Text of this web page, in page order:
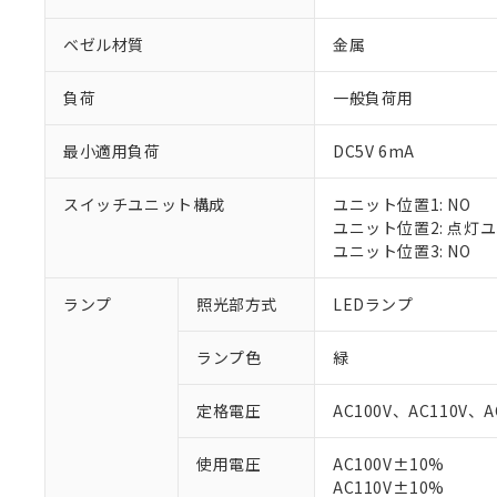
ベゼル材質 金属
負荷 一般負荷用
最小適用負荷 DC5V 6mA
スイッチユニット構成
ユニット位置1: NO
ユニット位置2: 点灯
ユニット位置3: NO
ランプ 照光部方式 LEDランプ
ランプ色 緑
定格電圧 AC100V、AC110V、
使用電圧
AC100V±10%
AC110V±10%
ご利用条件
※1 対応状況
対応予定なし：
調査・確認中：
非該当品：ライセ
仕入先様の事情に
※1 中国